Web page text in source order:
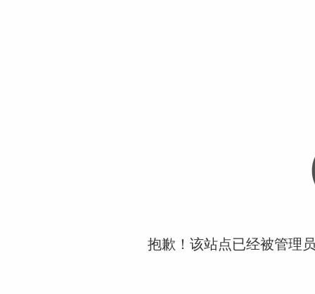
抱歉！该站点已经被管理